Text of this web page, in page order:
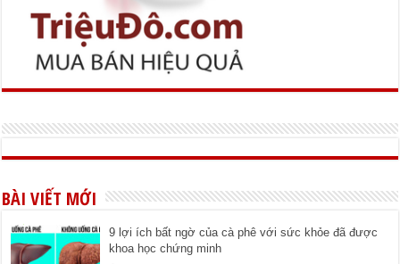
BÀI VIẾT MỚI
9 lợi ích bất ngờ của cà phê với sức khỏe đã được
khoa học chứng minh